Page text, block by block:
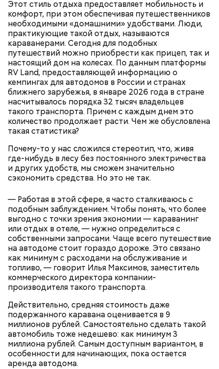
Этот стиль отдыха предоставляет мобильность и
комфорт, при этом обеспечивая путешественников
необходимыми «домашними» удобствами. Люди,
практикующие такой отдых, называются
караванерами. Сегодня для подобных
путешествий можно приобрести как прицеп, так и
настоящий дом на колесах. По данным платформы
RV Land, предоставляющей информацию о
кемпингах для автодомов в России и странах
ближнего зарубежья, в январе 2026 года в стране
насчитывалось порядка 32 тысяч владельцев
такого транспорта. Причем с каждым днем это
количество продолжает расти. Чем же обусловлена
такая статистика?
Почему-то у нас сложился стереотип, что, живя
где-нибудь в лесу без постоянного электричества
и других удобств, мы сможем значительно
сэкономить средства. Но это не так.
— Работая в этой сфере, я часто сталкиваюсь с
подобным заблуждением. Чтобы понять, что более
выгодно с точки зрения экономии — караванинг
или отдых в отеле, — нужно определиться с
собственными запросами. Чаще всего путешествие
на автодоме стоит гораздо дороже. Это связано
как минимум с расходами на обслуживание и
топливо, — говорит Илья Максимов, заместитель
коммерческого директора компании-
производителя такого транспорта.
Действительно, средняя стоимость даже
подержанного каравана оценивается в 9
миллионов рублей. Самостоятельно сделать такой
автомобиль тоже недешево: как минимум 3
миллиона рублей. Самым доступным вариантом, в
особенности для начинающих, пока остается
аренда автодома.